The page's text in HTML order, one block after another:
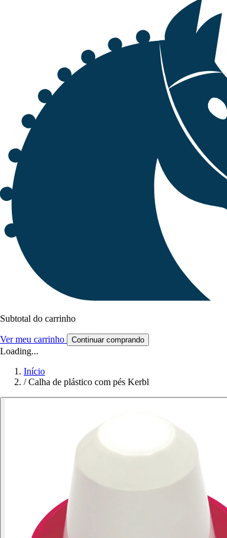
Subtotal do carrinho
Ver meu carrinho Continuar comprando
Loading...
Início
/ Calha de plástico com pés Kerbl